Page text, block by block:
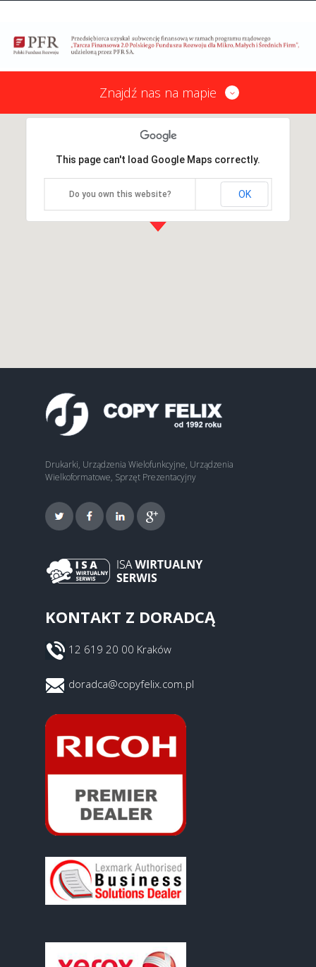
Znajdź nas na mapie
This page can't load Google Maps correctly.
Do you own this website? OK
Drukarki, Urządzenia Wielofunkcyjne, Urządzenia
Wielkoformatowe, Sprzęt Prezentacyjny
KONTAKT Z DORADCĄ
12 619 20 00 Kraków
doradca@copyfelix.com.pl